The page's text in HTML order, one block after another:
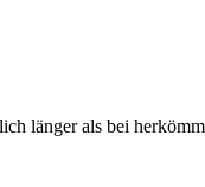
länger als bei